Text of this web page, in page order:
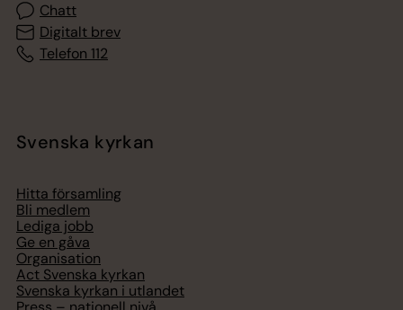
Chatt
Digitalt brev
Telefon 112
Svenska kyrkan
Hitta församling
Bli medlem
Lediga jobb
Ge en gåva
Organisation
Act Svenska kyrkan
Svenska kyrkan i utlandet